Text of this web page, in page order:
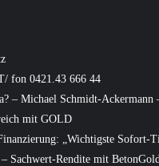
fon 0421.43 666 44
– Michael Schmidt-Ackermann
mit GOLD
„Wichtigste Sofort-
Sachwert-Rendite mit